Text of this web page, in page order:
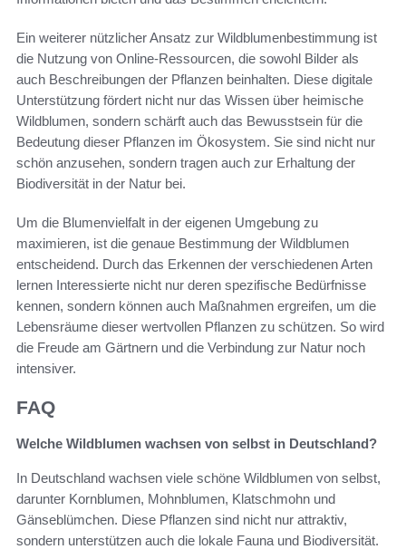
Ein weiterer nützlicher Ansatz zur Wildblumenbestimmung ist
die Nutzung von Online-Ressourcen, die sowohl Bilder als
auch Beschreibungen der Pflanzen beinhalten. Diese digitale
Unterstützung fördert nicht nur das Wissen über heimische
Wildblumen, sondern schärft auch das Bewusstsein für die
Bedeutung dieser Pflanzen im Ökosystem. Sie sind nicht nur
schön anzusehen, sondern tragen auch zur Erhaltung der
Biodiversität in der Natur bei.
Um die Blumenvielfalt in der eigenen Umgebung zu
maximieren, ist die genaue Bestimmung der Wildblumen
entscheidend. Durch das Erkennen der verschiedenen Arten
lernen Interessierte nicht nur deren spezifische Bedürfnisse
kennen, sondern können auch Maßnahmen ergreifen, um die
Lebensräume dieser wertvollen Pflanzen zu schützen. So wird
die Freude am Gärtnern und die Verbindung zur Natur noch
intensiver.
FAQ
Welche Wildblumen wachsen von selbst in Deutschland?
In Deutschland wachsen viele schöne Wildblumen von selbst,
darunter Kornblumen, Mohnblumen, Klatschmohn und
Gänseblümchen. Diese Pflanzen sind nicht nur attraktiv,
sondern unterstützen auch die lokale Fauna und Biodiversität.